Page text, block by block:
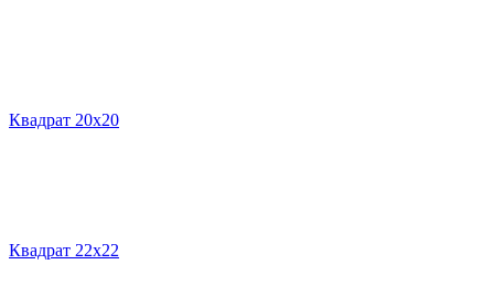
Квадрат 20х20
Квадрат 22х22